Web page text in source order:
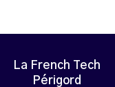
La French Tech
Périgord